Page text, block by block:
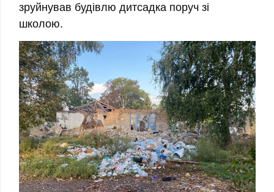
зруйнував будівлю дитсадка поруч зі
школою.